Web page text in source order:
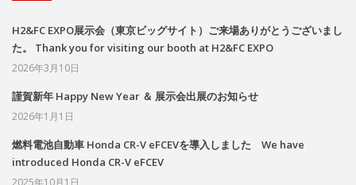
H2&FC EXPO展示会（東京ビッグサイト）ご来場ありがとうございまし
た。 Thank you for visiting our booth at H2&FC EXPO
2026年3月10日
謹賀新年 Happy New Year ＆ 展示会出展のお知らせ
2026年1月1日
燃料電池自動車 Honda CR-V eFCEVを導入しました We have
introduced Honda CR-V eFCEV